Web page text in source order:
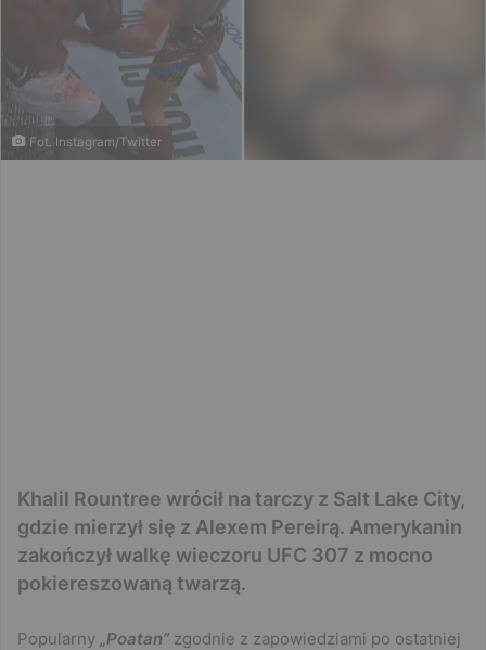
Fot. Instagram/Twitter
Khalil Rountree wrócił na tarczy z Salt Lake City,
gdzie mierzył się z Alexem Pereirą. Amerykanin
zakończył walkę wieczoru UFC 307 z mocno
pokiereszowaną twarzą.
Popularny „Poatan” zgodnie z zapowiedziami po ostatniej